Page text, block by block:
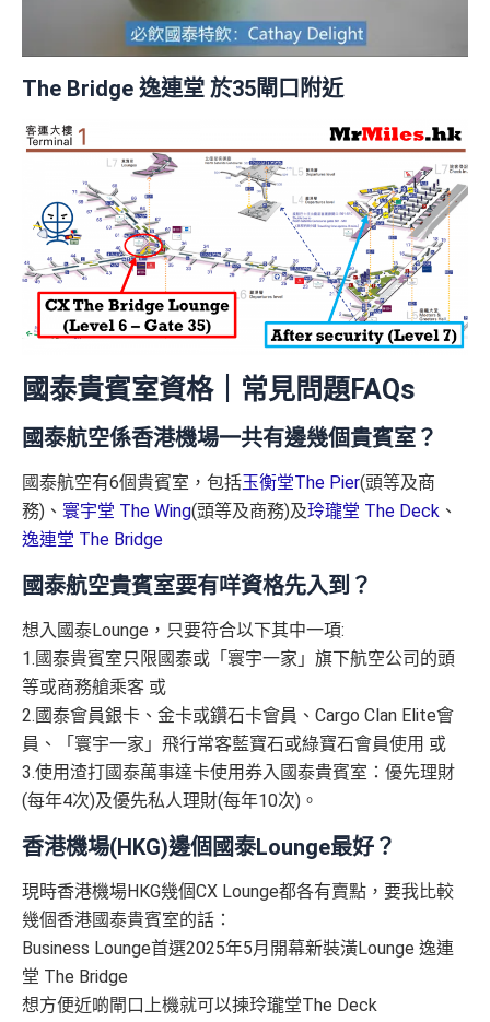
The Bridge 逸連堂 於35閘口附近
國泰貴賓室資格｜常見問題FAQs
國泰航空係香港機場一共有邊幾個貴賓室？
國泰航空有6個貴賓室，包括玉衡堂The Pier(頭等及商
務)、 寰宇堂 The Wing(頭等及商務)及玲瓏堂 The Deck 、
逸連堂 The Bridge
國泰航空貴賓室要有咩資格先入到？
想入國泰Lounge，只要符合以下其中一項:
1.國泰貴賓室只限國泰或「寰宇一家」旗下航空公司的頭
等或商務艙乘客 或
2.國泰會員銀卡、金卡或鑽石卡會員、Cargo Clan Elite會
員、「寰宇一家」飛行常客藍寶石或綠寶石會員使用 或
3.使用渣打國泰萬事達卡使用券入國泰貴賓室：優先理財
(每年4次)及優先私人理財(每年10次)。
香港機場(HKG)邊個國泰Lounge最好？
現時香港機場HKG幾個CX Lounge都各有賣點，要我比較
幾個香港國泰貴賓室的話：
Business Lounge首選2025年5月開幕新裝潢Lounge 逸連
堂 The Bridge
想方便近啲閘口上機就可以揀玲瓏堂The Deck